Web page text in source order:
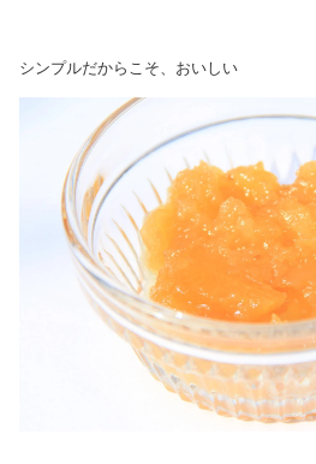
シンプルだからこそ、おいしい